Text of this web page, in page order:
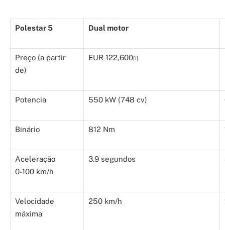
Polestar 5 Dual motor
Preço (a partir
de)
EUR 122,600[1]
Potencia 550 kW (748 cv)
Binário 812 Nm
Aceleração
0-100 km/h
3.9 segundos
Velocidade
máxima
250 km/h